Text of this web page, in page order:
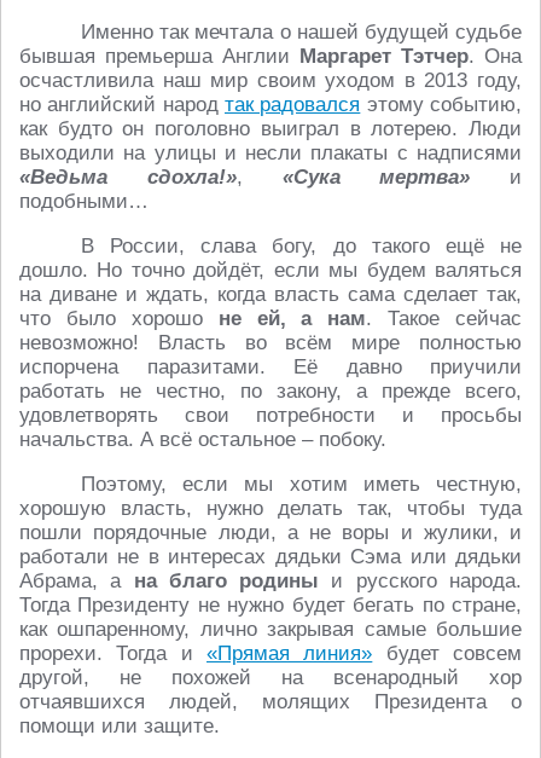
Именно так мечтала о нашей будущей судьбе
бывшая премьерша Англии Маргарет Тэтчер. Она
осчастливила наш мир своим уходом в 2013 году,
но английский народ так радовался этому событию,
как будто он поголовно выиграл в лотерею. Люди
выходили на улицы и несли плакаты с надписями
«Ведьма сдохла!», «Сука мертва» и
подобными…
В России, слава богу, до такого ещё не
дошло. Но точно дойдёт, если мы будем валяться
на диване и ждать, когда власть сама сделает так,
что было хорошо не ей, а нам. Такое сейчас
невозможно! Власть во всём мире полностью
испорчена паразитами. Её давно приучили
работать не честно, по закону, а прежде всего,
удовлетворять свои потребности и просьбы
начальства. А всё остальное – побоку.
Поэтому, если мы хотим иметь честную,
хорошую власть, нужно делать так, чтобы туда
пошли порядочные люди, а не воры и жулики, и
работали не в интересах дядьки Сэма или дядьки
Абрама, а на благо родины и русского народа.
Тогда Президенту не нужно будет бегать по стране,
как ошпаренному, лично закрывая самые большие
прорехи. Тогда и «Прямая линия» будет совсем
другой, не похожей на всенародный хор
отчаявшихся людей, молящих Президента о
помощи или защите.